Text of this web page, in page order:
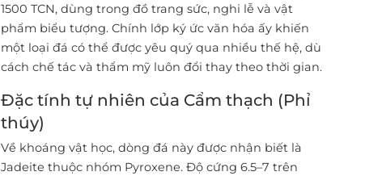
1500 TCN, dùng trong đồ trang sức, nghi lễ và vật
phẩm biểu tượng. Chính lớp ký ức văn hóa ấy khiến
một loại đá có thể được yêu quý qua nhiều thế hệ, dù
cách chế tác và thẩm mỹ luôn đổi thay theo thời gian.
Đặc tính tự nhiên của Cẩm thạch (Phỉ
thúy)
Về khoáng vật học, dòng đá này được nhận biết là
Jadeite thuộc nhóm Pyroxene. Độ cứng 6.5–7 trên